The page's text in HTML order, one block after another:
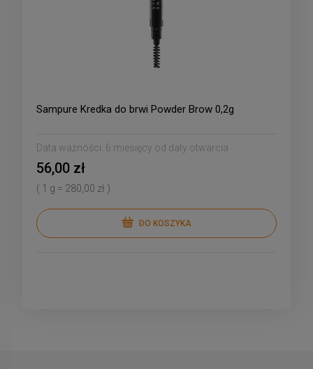
Sampure Kredka do brwi Powder Brow 0,2g
Data ważności: 6 miesięcy od daty otwarcia
56,00 zł
( 1 g = 280,00 zł )
DO KOSZYKA